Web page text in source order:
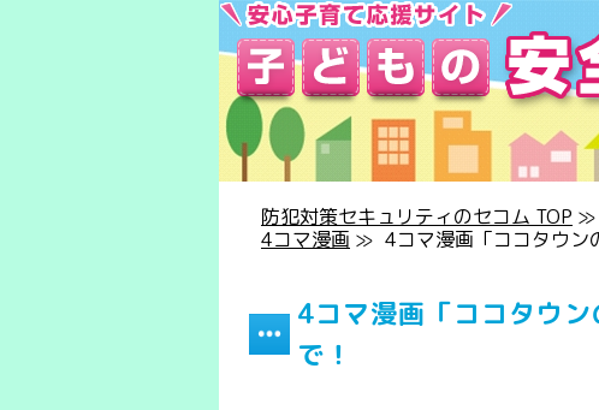
防犯対策セキュリティのセコム TOP ≫
4コマ漫画 ≫ 4コマ漫画「ココタウン
4コマ漫画「ココタウ
で！